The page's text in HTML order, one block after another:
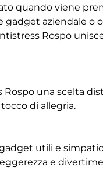
quando viene
gadget aziendale o
Rospo
una scelta
di allegria.
utili e
e